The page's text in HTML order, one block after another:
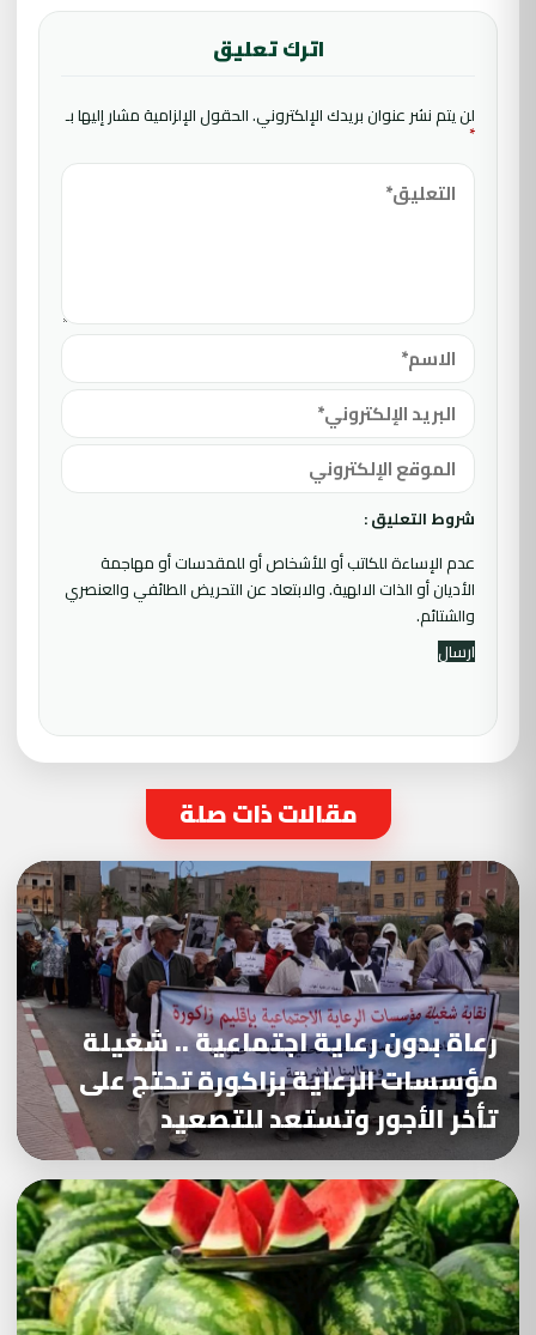
اترك تعليق
لن يتم نشر عنوان بريدك الإلكتروني.الحقول الإلزامية مشار إليها بـ
*
شروط التعليق :
عدم الإساءة للكاتب أو للأشخاص أو للمقدسات أو مهاجمة
الأديان أو الذات الالهية. والابتعاد عن التحريض الطائفي والعنصري
والشتائم.
مقالات ذات صلة
رعاة بدون رعاية اجتماعية .. شغيلة
مؤسسات الرعاية بزاكورة تحتج على
تأخر الأجور وتستعد للتصعيد